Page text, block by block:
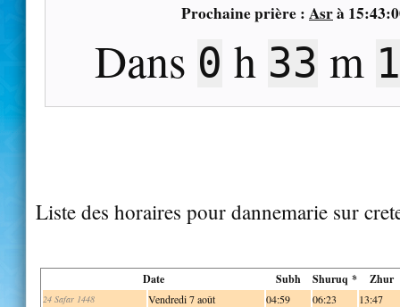
Prochaine prière : Asrà
Dans 0 h 33 m
Liste des horaires pour dannemarie sur
Date Subh Shuruq * Zhur
24 Safar 1448 Vendredi 7 août 04:59 06:23 13:47